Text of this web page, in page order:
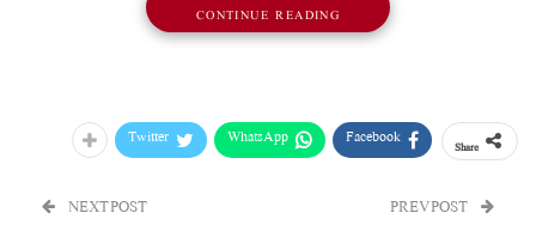
Facebook
WhatsApp
Twitter
NEXT POST